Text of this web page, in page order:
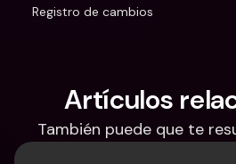
Registro de cambios
Artículos
También puede que te